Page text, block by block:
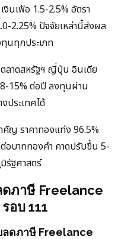
งินเฟ้อ 1.5-2.5% อัตรา
2.25% ปัจจัยเหล่านี้ส่งผล
นทุกประเภท
ลาดสหรัฐฯ ญี่ปุ่น อินเดีย
15% ต่อปี ลงทุนผ่าน
ประเทศได้
ญ ราคาทองแท่ง 96.5%
อบาททองคำ คาดปรับขึ้น 5-
รัฐศาสตร์
ภาษี Freelance
อบ 111
ลดภาษี Freelance